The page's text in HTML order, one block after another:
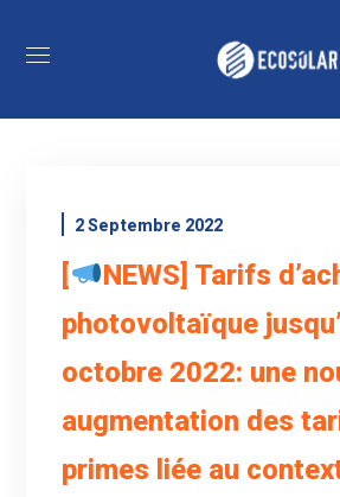
2 Septembre 2022
[
NEWS] Tarifs
photovoltaïque
octobre 2022: une
augmentation des
primes liée au